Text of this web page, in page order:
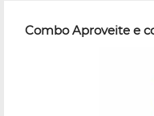
Combo Aproveite e